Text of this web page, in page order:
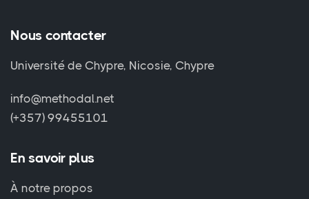
Nous contacter
Université de Chypre, Nicosie, Chypre
info@methodal.net
(+357) 99455101
En savoir plus
À notre propos